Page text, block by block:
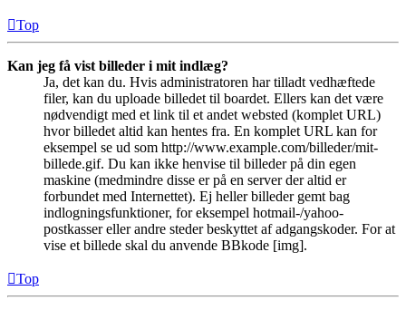
Top
Kan jeg få vist billeder i mit indlæg?
Ja, det kan du. Hvis administratoren har tilladt vedhæftede
filer, kan du uploade billedet til boardet. Ellers kan det være
nødvendigt med et link til et andet websted (komplet URL)
hvor billedet altid kan hentes fra. En komplet URL kan for
eksempel se ud som http://www.example.com/billeder/mit-
billede.gif. Du kan ikke henvise til billeder på din egen
maskine (medmindre disse er på en server der altid er
forbundet med Internettet). Ej heller billeder gemt bag
indlogningsfunktioner, for eksempel hotmail-/yahoo-
postkasser eller andre steder beskyttet af adgangskoder. For at
vise et billede skal du anvende BBkode [img].
Top